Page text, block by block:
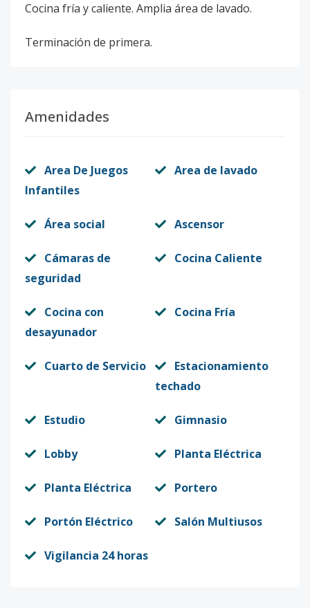
Cocina fría y caliente. Amplia área de lavado.
Terminación de primera.
Amenidades
Area De Juegos
Infantiles
Area de lavado
Área social Ascensor
Cámaras de
seguridad
Cocina Caliente
Cocina con
desayunador
Cocina Fría
Cuarto de Servicio
Estacionamiento
techado
Estudio Gimnasio
Lobby Planta Eléctrica
Planta Eléctrica Portero
Portón Eléctrico Salón Multiusos
Vigilancia 24 horas